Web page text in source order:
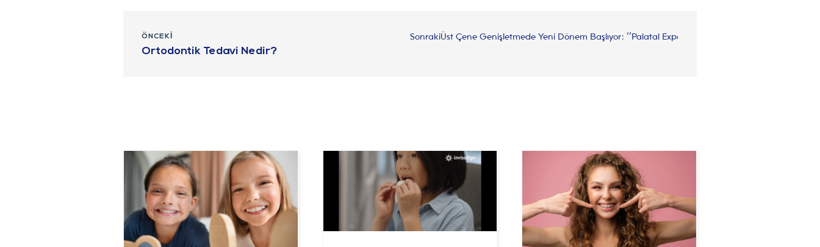
ÖNCEKI
Ortodontik Tedavi Nedir?
SonrakiÜst Çene Genişletmede Yeni Dönem Başlıyor: ‘’Palatal Expander’’